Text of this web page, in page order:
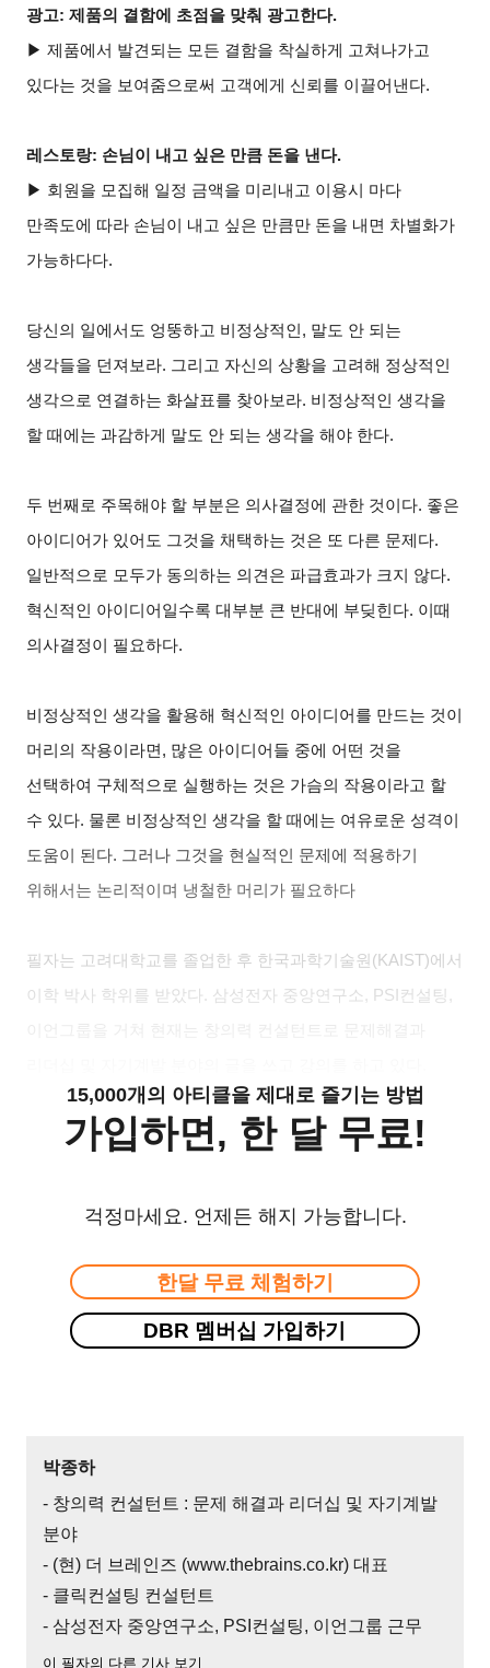
광고: 제품의 결함에 초점을 맞춰 광고한다.
▶ 제품에서 발견되는 모든 결함을 착실하게 고쳐나가고
있다는 것을 보여줌으로써 고객에게 신뢰를 이끌어낸다.
레스토랑: 손님이 내고 싶은 만큼 돈을 낸다.
▶ 회원을 모집해 일정 금액을 미리내고 이용시 마다
만족도에 따라 손님이 내고 싶은 만큼만 돈을 내면 차별화가
가능하다다.
당신의 일에서도 엉뚱하고 비정상적인, 말도 안 되는
생각들을 던져보라. 그리고 자신의 상황을 고려해 정상적인
생각으로 연결하는 화살표를 찾아보라. 비정상적인 생각을
할 때에는 과감하게 말도 안 되는 생각을 해야 한다.
두 번째로 주목해야 할 부분은 의사결정에 관한 것이다. 좋은
아이디어가 있어도 그것을 채택하는 것은 또 다른 문제다.
일반적으로 모두가 동의하는 의견은 파급효과가 크지 않다.
혁신적인 아이디어일수록 대부분 큰 반대에 부딪힌다. 이때
의사결정이 필요하다.
비정상적인 생각을 활용해 혁신적인 아이디어를 만드는 것이
머리의 작용이라면, 많은 아이디어들 중에 어떤 것을
선택하여 구체적으로 실행하는 것은 가슴의 작용이라고 할
수 있다. 물론 비정상적인 생각을 할 때에는 여유로운 성격이
도움이 된다. 그러나 그것을 현실적인 문제에 적용하기
위해서는 논리적이며 냉철한 머리가 필요하다
필자는 고려대학교를 졸업한 후 한국과학기술원(KAIST)에서
이학 박사 학위를 받았다. 삼성전자 중앙연구소, PSI컨설팅,
15,000개의 아티클을 제대로 즐기는 방법
가입하면, 한 달 무료!
걱정마세요. 언제든 해지 가능합니다.
한달 무료 체험하기
DBR 멤버십 가입하기
박종하
- 창의력 컨설턴트 : 문제 해결과 리더십 및 자기계발
분야
- (현) 더 브레인즈 (www.thebrains.co.kr) 대표
- 클릭컨설팅 컨설턴트
- 삼성전자 중앙연구소, PSI컨설팅, 이언그룹 근무
이 필자의 다른 기사 보기